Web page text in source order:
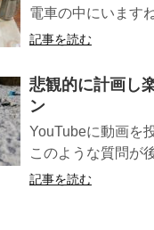
電車の中にいます
記事を読む
悲観的に計画し
ン
YouTubeに動画を
このような質問が
記事を読む